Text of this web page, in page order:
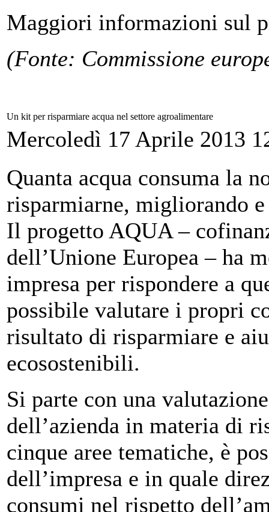
Maggiori informazioni sul
(Fonte: Commissione
Un kit per risparmiare acqua nel settore agroalimentare
Mercoledì 17 Aprile 2013
Quanta acqua consuma la
risparmiarne, migliorando
Il progetto AQUA –
dell’Unione Europea – ha
impresa per rispondere a
possibile valutare i propri
risultato di risparmiare e
ecosostenibili.
Si parte con una
dell’azienda in materia di
cinque aree tematiche, è
dell’impresa e in quale
consumi nel rispetto